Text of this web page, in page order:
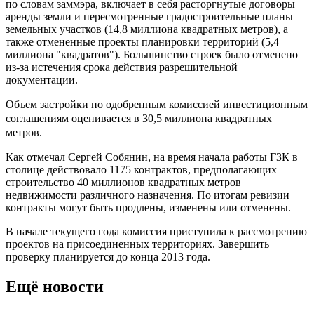
по словам заммэра, включает в себя расторгнутые договоры
аренды земли и пересмотренные градостроительные планы
земельных участков (14,8 миллиона квадратных метров), а
также отмененные проекты планировки территорий (5,4
миллиона "квадратов"). Большинство строек было отменено
из-за истечения срока действия разрешительной
документации.
Объем застройки по одобренным комиссией инвестиционным
соглашениям оценивается в 30,5 миллиона квадратных
метров.
Как отмечал Сергей Собянин, на время начала работы ГЗК в
столице действовало 1175 контрактов, предполагающих
строительство 40 миллионов квадратных метров
недвижимости различного назначения. По итогам ревизии
контракты могут быть продлены, изменены или отменены.
В начале текущего года комиссия приступила к рассмотрению
проектов на присоединенных территориях. Завершить
проверку планируется до конца 2013 года.
Ещё новости